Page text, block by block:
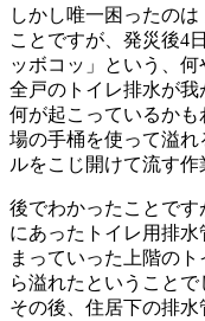
しかし唯一困ったの
ことですが、発災後4
ッボコッ」という、
全戸のトイレ排水が我
何が起こっているか
場の手桶を使って溢
ルをこじ開けて流す作
後でわかったことで
にあったトイレ用排
まっていった上階の
ら溢れたということで
その後、住居下の排